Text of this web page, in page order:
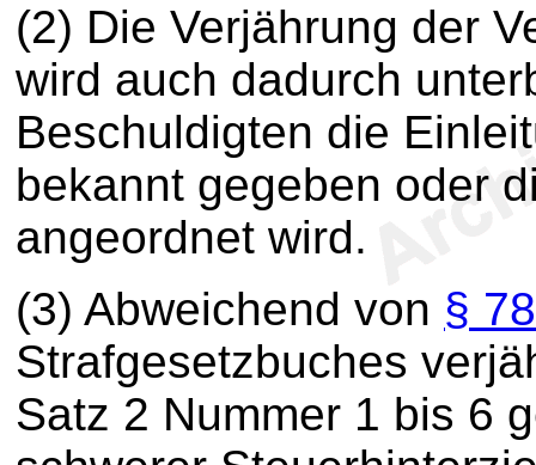
(2) Die Verjährung der
wird auch dadurch
Beschuldigten die
bekannt gegeben oder
angeordnet wird.
(3) Abweichend von §
Strafgesetzbuches
Satz 2 Nummer 1 bis 6